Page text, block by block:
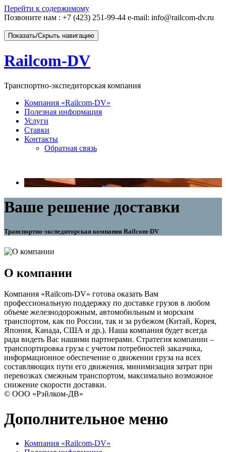
Перейти к содержимому
Позвоните нам : +7 (423) 251-99-44 e-mail: info@railcom-dv.ru
Показать/Скрыть навигацию
Railcom-DV
Транспортно-экспедиторская компания
Компания «Railcom-DV»
Полезная информация
Услуги
Ставки
Контакты
Обратная связь
Ваше решение доставки
Транспортно-экспедиторская компания Railcom-DV
О компании
Компания «Railcom-DV» готова оказать Вам
профессиональную поддержку по доставке грузов в любом
объеме железнодорожным, автомобильным и морским
транспортом, как по России, так и за рубежом (Китай, Корея,
Япония, Канада, США и др.). Наша компания будет всегда
рада видеть Вас нашими партнерами. Стратегия компании –
транспортировка груза с учетом потребностей заказчика,
информационное обеспечение о движении груза на всех
составляющих пути его движения, минимизация затрат при
перевозках смежным транспортом, максимально возможное
снижение скорости доставки.
© ООО «Рэйлком-ДВ»
Дополнительное меню
Компания «Railcom-DV»